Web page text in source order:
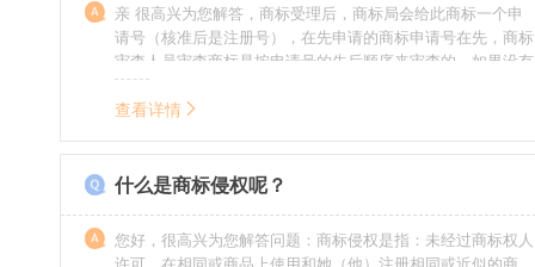
亲 很高兴为您解答，商标受理后，商标局会给此商标一个申
请号（核准后是注册号），在先申请的商标申请号在先，商标
审查人员审查商标是按申请号的先后顺序来审查的，如果没有
特殊情况（受理案件需要，被异议等），不会延迟也不会提
前。
查看详情
什么是商标侵权呢？
您好，很高兴为您解答问题：商标侵权是指：未经过商标权人